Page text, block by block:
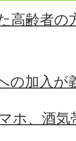
高齢者
の加入が
ホ、酒